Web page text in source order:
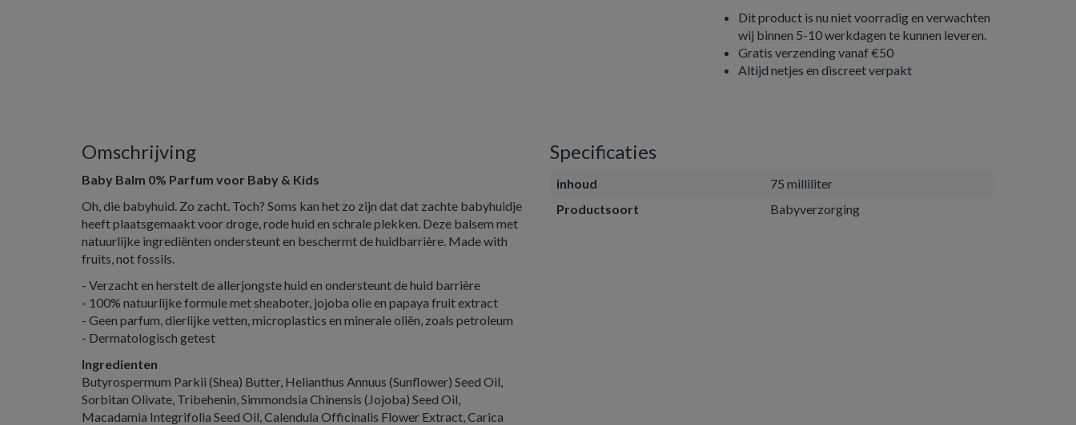
Dit product is nu niet voorradig en verwachten
wij binnen 5-10 werkdagen te kunnen leveren.
Gratis verzending vanaf €50
Altijd netjes en discreet verpakt
Omschrijving
Baby Balm 0% Parfum voor Baby & Kids
Oh, die babyhuid. Zo zacht. Toch? Soms kan het zo zijn dat dat zachte babyhuidje
heeft plaatsgemaakt voor droge, rode huid en schrale plekken. Deze balsem met
natuurlijke ingrediënten ondersteunt en beschermt de huidbarrière. Made with
fruits, not fossils.
- Verzacht en herstelt de allerjongste huid en ondersteunt de huid barrière
- 100% natuurlijke formule met sheaboter, jojoba olie en papaya fruit extract
- Geen parfum, dierlijke vetten, microplastics en minerale oliën, zoals petroleum
- Dermatologisch getest
Ingredienten
Butyrospermum Parkii (Shea) Butter, Helianthus Annuus (Sunflower) Seed Oil,
Sorbitan Olivate, Tribehenin, Simmondsia Chinensis (Jojoba) Seed Oil,
Macadamia Integrifolia Seed Oil, Calendula Officinalis Flower Extract, Carica
Specificaties
inhoud
75 milliliter
Productsoort
Babyverzorging